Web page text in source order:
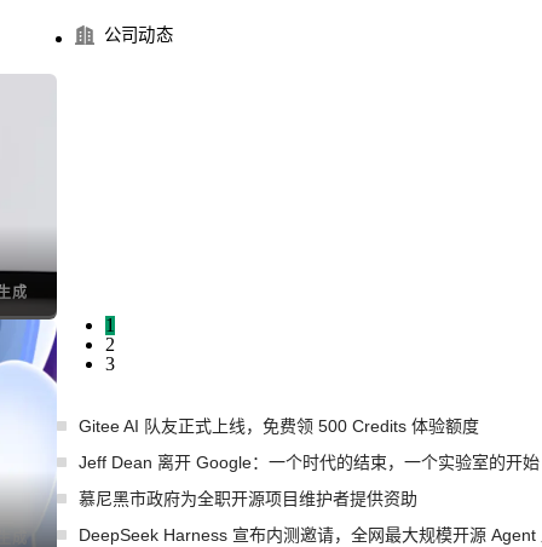
公司动态
成
成
1
2
3
Gitee AI 队友正式上线，免费领 500 Credits 体验额度
Jeff Dean 离开 Google：一个时代的结束，一个实验室的开始
慕尼黑市政府为全职开源项目维护者提供资助
DeepSeek Harness 宣布内测邀请，全网最大规模开源 Agent